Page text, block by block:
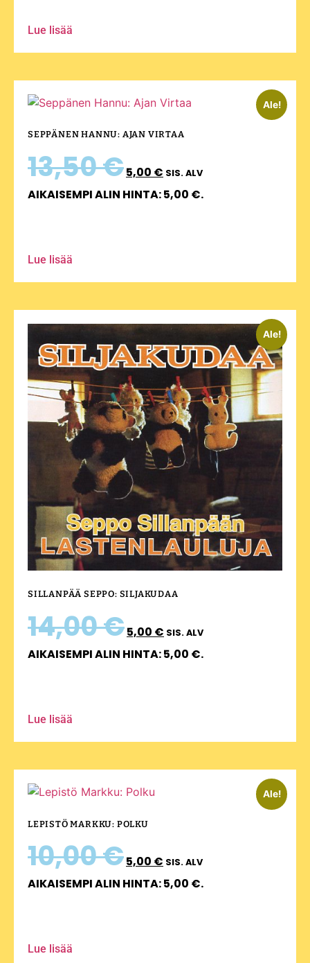
Lue lisää
Ale!
SEPPÄNEN HANNU: AJAN VIRTAA
13,50€5,00 € SIS. ALV
AIKAISEMPI ALIN HINTA:5,00 €.
Lue lisää
Ale!
SILLANPÄÄ SEPPO: SILJAKUDAA
14,00€5,00 € SIS. ALV
AIKAISEMPI ALIN HINTA:5,00 €.
Lue lisää
Ale!
LEPISTÖ MARKKU: POLKU
10,00€5,00 € SIS. ALV
AIKAISEMPI ALIN HINTA:5,00 €.
Lue lisää